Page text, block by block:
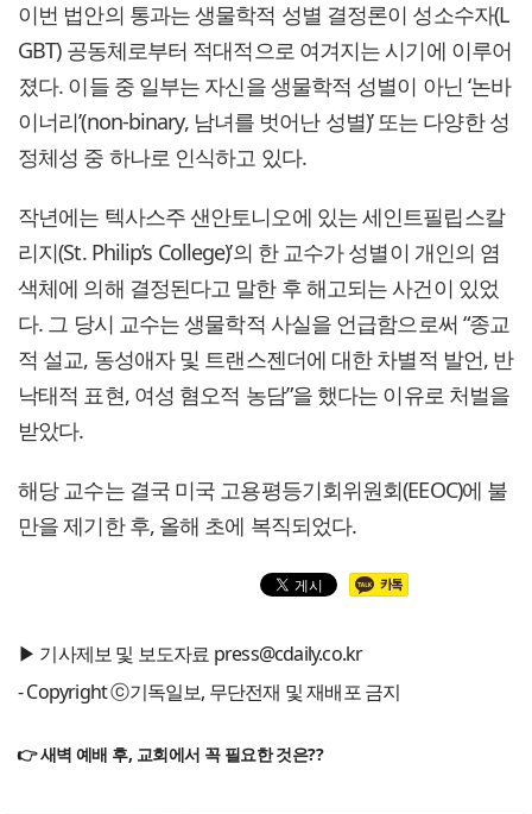
이번 법안의 통과는 생물학적 성별 결정론이 성소수자(L
GBT) 공동체로부터 적대적으로 여겨지는 시기에 이루어
졌다. 이들 중 일부는 자신을 생물학적 성별이 아닌 ‘논바
이너리’(non-binary, 남녀를 벗어난 성별)’ 또는 다양한 성
정체성 중 하나로 인식하고 있다.
작년에는 텍사스주 샌안토니오에 있는 세인트필립스칼
리지(St. Philip’s College)’의 한 교수가 성별이 개인의 염
색체에 의해 결정된다고 말한 후 해고되는 사건이 있었
다. 그 당시 교수는 생물학적 사실을 언급함으로써 “종교
적 설교, 동성애자 및 트랜스젠더에 대한 차별적 발언, 반
낙태적 표현, 여성 혐오적 농담”을 했다는 이유로 처벌을
받았다.
해당 교수는 결국 미국 고용평등기회위원회(EEOC)에 불
만을 제기한 후, 올해 초에 복직되었다.
▶ 기사제보 및 보도자료 press@cdaily.co.kr
- Copyright ⓒ기독일보, 무단전재 및 재배포 금지
👉 새벽 예배 후, 교회에서 꼭 필요한 것은??